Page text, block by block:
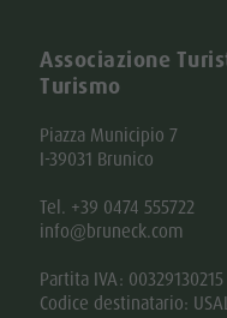
Associazione
Turismo
Piazza Municipio 7
I-39031 Brunico
Tel. +39 0474 555722
info@bruneck.com
Partita IVA: 00329130215
Codice destinatario: